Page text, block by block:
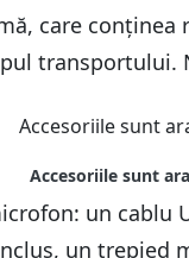
care
transportului.
un
un